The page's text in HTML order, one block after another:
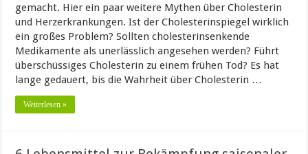
gemacht. Hier ein paar weitere Mythen über Cholesterin
und Herzerkrankungen. Ist der Cholesterinspiegel wirklich
ein großes Problem? Sollten cholesterinsenkende
Medikamente als unerlässlich angesehen werden? Führt
überschüssiges Cholesterin zu einem frühen Tod? Es hat
lange gedauert, bis die Wahrheit über Cholesterin …
Weiterlesen »